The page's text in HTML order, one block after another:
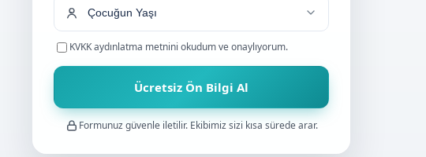
KVKK aydınlatma metnini okudum ve onaylıyorum.
Ücretsiz Ön Bilgi Al
Formunuz güvenle iletilir. Ekibimiz sizi kısa sürede arar.